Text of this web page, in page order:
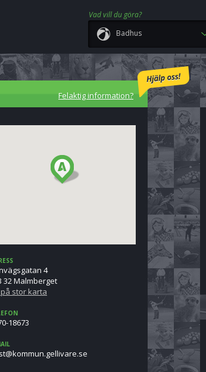
Vad vill du göra?
Badhus
Felaktig information?
4
32 Malmberget
på stor karta
18673